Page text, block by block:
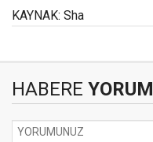
KAYNAK: Sha
HABERE